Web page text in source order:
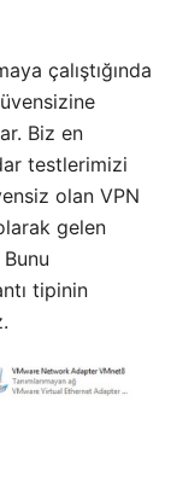
çalıştığında
Biz en
testlerimizi
olan VPN
gelen
tipinin